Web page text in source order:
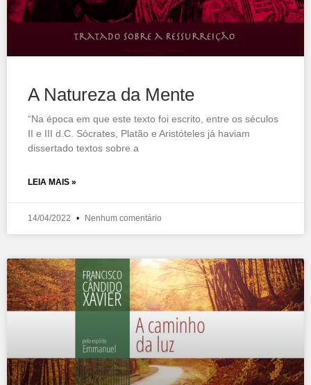
A Natureza da Mente
“Na época em que este texto foi escrito, entre os séculos
II e III d.C. Sócrates, Platão e Aristóteles já haviam
dissertado textos sobre a
LEIA MAIS »
14/04/2022 Nenhum comentário